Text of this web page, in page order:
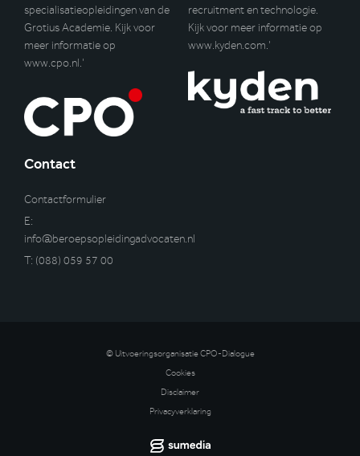
specialisatieopleidingen van de
Grotius Academie. Kijk voor
meer informatie op
www.cpo.nl.’
recruitment en technologie.
Kijk voor meer informatie op
www.kyden.com.’
Contact
Contactformulier
E:
info@beroepsopleidingadvocaten.nl
T: (088) 059 57 00
© Uitvoeringsorganisatie CPO-Dialogue
Cookies
Disclaimer
Privacyverklaring